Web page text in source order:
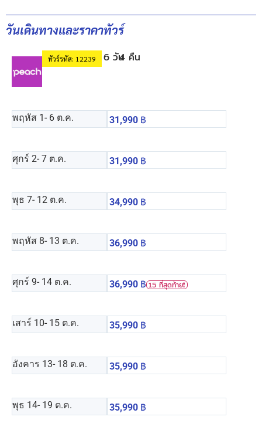
วันเดินทางและราคาทัวร์
ทัวร์รหัส: 12239 6 วัน4 คืน
พฤหัส 1 - 6 ต.ค. 31,990 ฿
ศุกร์ 2- 7 ต.ค. 31,990 ฿
พุธ 7- 12 ต.ค. 34,990 ฿
พฤหัส 8- 13 ต.ค. 36,990 ฿
ศุกร์ 9- 14 ต.ค. 36,990 ฿ 15 ที่สุดท้าย❗️
เสาร์ 10- 15 ต.ค. 35,990 ฿
อังคาร 13- 18 ต.ค. 35,990 ฿
พุธ 14- 19 ต.ค. 35,990 ฿